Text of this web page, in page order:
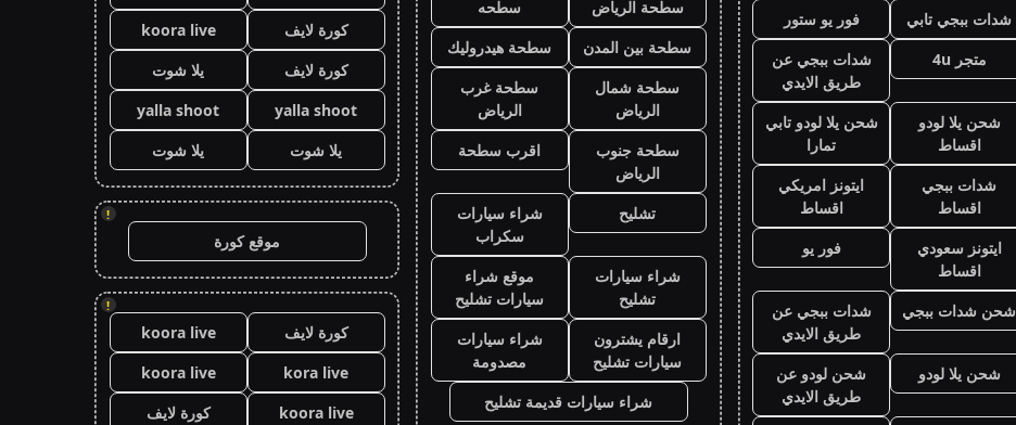
شدات ببجي تابي
فور يو ستور
متجر 4u
شدات ببجي عن
طريق الايدي
شحن يلا لودو
اقساط
شحن يلا لودو تابي
تمارا
شدات ببجي
اقساط
ايتونز امريكي
اقساط
ايتونز سعودي
اقساط
فور يو
شحن شدات ببجي
شدات ببجي عن
طريق الايدي
شحن يلا لودو
شحن لودو عن
طريق الايدي
سطحة الرياض
سطحه
سطحة بين المدن
سطحة هيدروليك
سطحة شمال
الرياض
سطحة غرب
الرياض
سطحة جنوب
الرياض
اقرب سطحة
تشليح
شراء سيارات
سكراب
شراء سيارات
تشليح
موقع شراء
سيارات تشليح
ارقام يشترون
سيارات تشليح
شراء سيارات
مصدومة
شراء سيارات قديمة تشليح
كورة لايف
koora live
كورة لايف
يلا شوت
yalla shoot
yalla shoot
يلا شوت
يلا شوت
!
موقع كورة
!
كورة لايف
koora live
kora live
koora live
koora live
كورة لايف